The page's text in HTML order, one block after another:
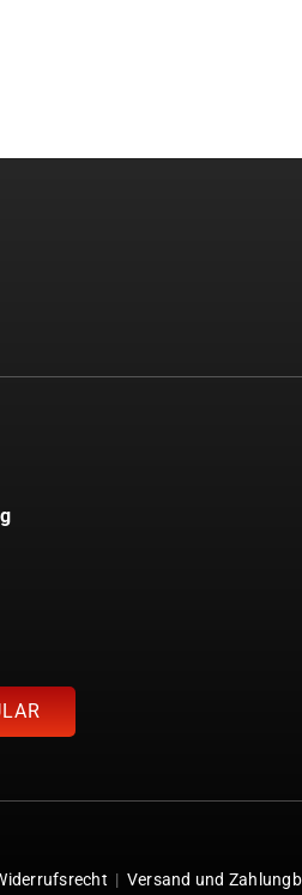
| Versand und